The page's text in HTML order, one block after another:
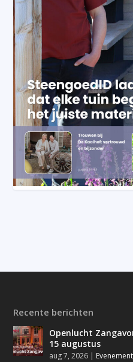
Recente berichten
Openlucht
15 augustus
aug 7, 2026 |